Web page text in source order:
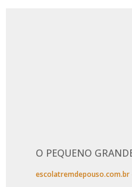
O PEQUENO
escolatremdepouso.com.br